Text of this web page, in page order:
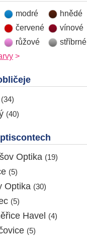
modré
hnědé
červené
vínové
růžové
stříbrné
(34)
(40)
Optika (19)
(5)
Optika (30)
(5)
Havel (4)
(5)